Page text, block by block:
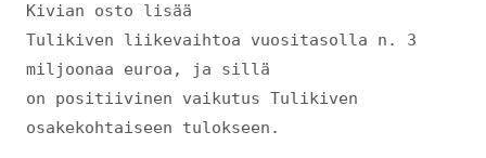
Kivian osto lisää
Tulikiven liikevaihtoa vuositasolla n. 3
miljoonaa euroa, ja sillä
on positiivinen vaikutus Tulikiven
osakekohtaiseen tulokseen.